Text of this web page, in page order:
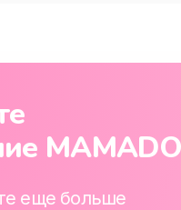
еще больше